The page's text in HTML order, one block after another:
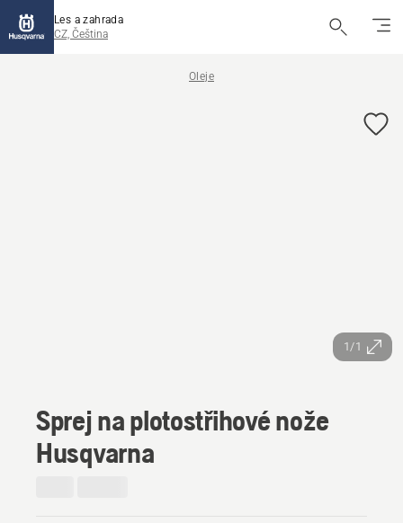
Les a zahrada
CZ, Čeština
Oleje
1/1
Sprej na plotostřihové nože
Husqvarna